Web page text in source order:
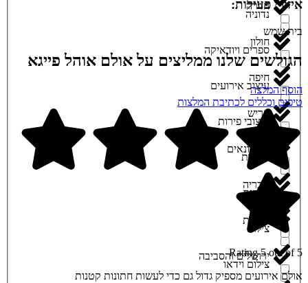
נדוניה
ספרים ויודאיקה
עיצוב אירועים
עיצובי פירות
פאניות
פרחים
צילום
צילום וידאו
חדרה
חולון
חיפה
חריש
חשמונאים
טבריה
יסודות
ירושלים והסביבה
איזורי פעילות:
בית שמש
הגולשים שלנו ממליצים על אולם אוהל פייגא
הוסף המלצה
טיפים וכללים לכתיבת המלצות
Rating 5 out of 5
אולם אירועים מספיק גדול גם כדי לעשות חתונות קטנות